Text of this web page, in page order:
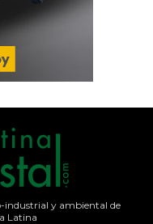
industrial y ambiental de
Latina